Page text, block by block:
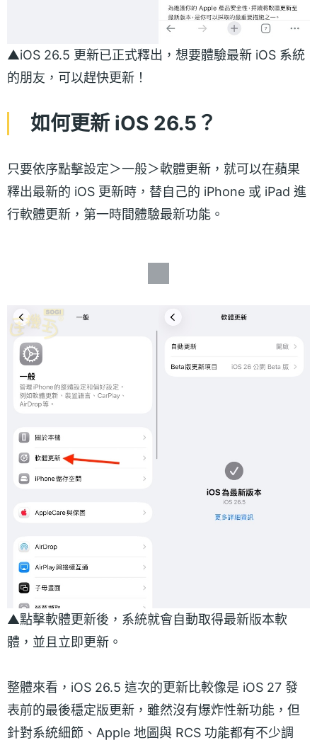
▲iOS 26.5 更新已正式釋出，想要體驗最新 iOS 系統
的朋友，可以趕快更新！
如何更新 iOS 26.5？
只要依序點擊設定＞一般＞軟體更新，就可以在蘋果
釋出最新的 iOS 更新時，替自己的 iPhone 或 iPad 進
行軟體更新，第一時間體驗最新功能。
▲點擊軟體更新後，系統就會自動取得最新版本軟
體，並且立即更新。
整體來看，iOS 26.5 這次的更新比較像是 iOS 27 發
表前的最後穩定版更新，雖然沒有爆炸性新功能，但
針對系統細節、Apple 地圖與 RCS 功能都有不少調